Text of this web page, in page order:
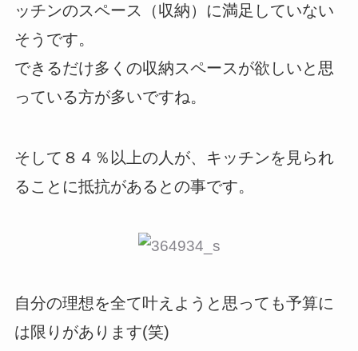
ッチンのスペース（収納）に満足していない
そうです。
できるだけ多くの収納スペースが欲しいと思
っている方が多いですね。
そして８４％以上の人が、キッチンを見られ
ることに抵抗があるとの事です。
自分の理想を全て叶えようと思っても予算に
は限りがあります(笑)